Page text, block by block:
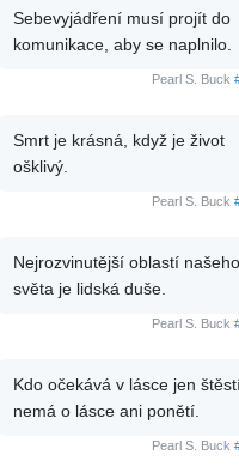
Sebevyjádření musí projít do
komunikace, aby se naplnilo.
Pearl S. Buck
Smrt je krásná, když je život
ošklivý.
Pearl S. Buck
Nejrozvinutější oblastí našeho
světa je lidská duše.
Pearl S. Buck
Kdo očekává v lásce jen
nemá o lásce ani ponětí.
Pearl S. Buck